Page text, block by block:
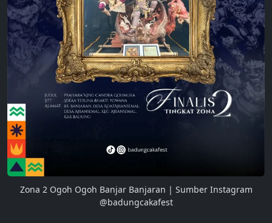
Zona 2 Ogoh Ogoh Banjar Banjaran | Sumber Instagram
@badungcakafest